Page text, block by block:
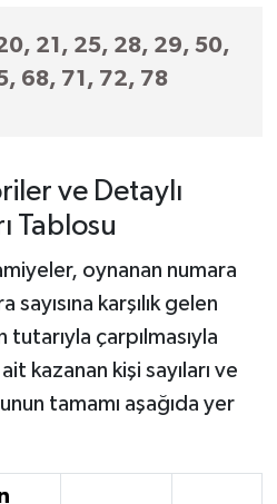
21, 25, 28, 29, 50,
68, 71, 72, 78
ve Detaylı
Tablosu
oynanan numara
karşılık gelen
tutarıyla çarpılmasıyla
kazanan kişi sayıları ve
tamamı aşağıda yer